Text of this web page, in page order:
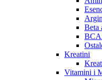
Beta
Kreatini
Vitamini i